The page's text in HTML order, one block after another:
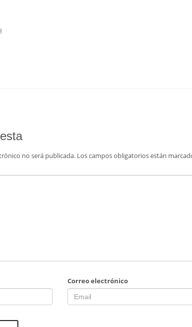
no será publicada. Los campos obligatorios están
Correo electrónico